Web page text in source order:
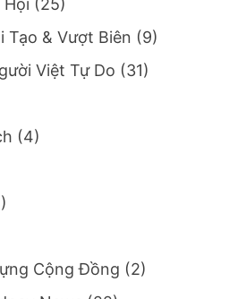
Hội (25)
Tạo & Vượt Biên (9)
Việt Tự Do (31)
(4)
Cộng Đồng (2)